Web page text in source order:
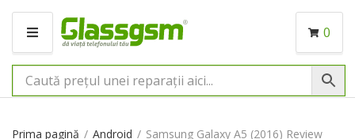
M
N
I
0
Prima pagină / Android / Samsung Galaxy A5 (2016) Review